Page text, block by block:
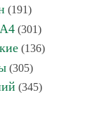
(191)
(301)
(136)
(305)
(345)